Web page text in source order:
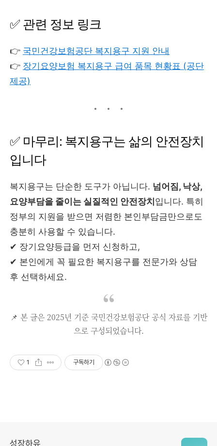
✅ 관련 정보 링크
👉 국민건강보험공단 복지용구 지원 안내
👉 장기요양보험 복지용구 급여 품목 현황표 (공단
제공)
✅ 마무리: 복지용구는 삶의 안전장치
입니다
복지용구는 단순한 도구가 아닙니다. 넘어짐, 낙상,
요양부담을 줄이는 실질적인 안전장치 입니다. 특히
정부의 지원을 받으면 저렴한 본인부담금만으로도
충분히 사용할 수 있습니다.
✔ 장기요양등급을 먼저 신청하고,
✔ 본인에게 꼭 필요한 복지용구를 전문가와 상담
후 선택하세요.
📌 본 글은 2025년 기준 국민건강보험공단 공식 자료를 기반
으로 구성되었습니다.
1 구독하기
성장하유